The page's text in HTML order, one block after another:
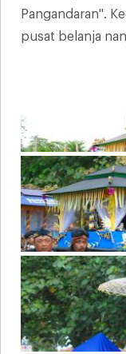
Pangandaran".
pusat belanja